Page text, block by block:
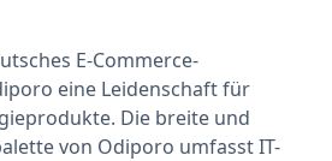
E-Commerce-
eine Leidenschaft für
Die breite und
von Odiporo umfasst IT-